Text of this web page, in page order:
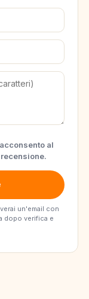
al
un'email con
dopo verifica e